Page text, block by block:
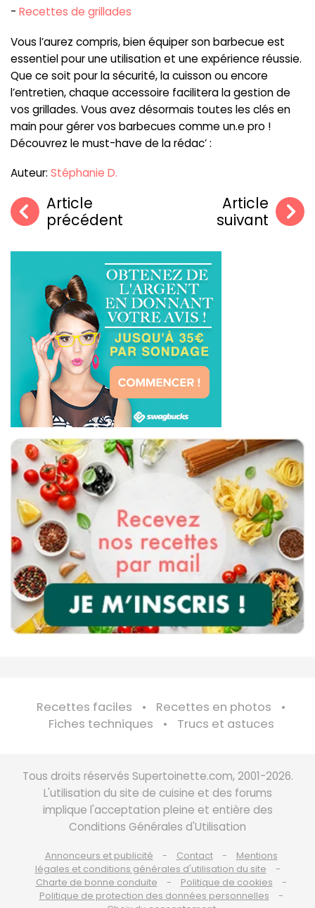
- Recettes de grillades
Vous l’aurez compris, bien équiper son barbecue est
essentiel pour une utilisation et une expérience réussie.
Que ce soit pour la sécurité, la cuisson ou encore
l’entretien, chaque accessoire facilitera la gestion de
vos grillades. Vous avez désormais toutes les clés en
main pour gérer vos barbecues comme un.e pro !
Découvrez le must-have de la rédac’ :
Auteur: Stéphanie D.
Article
précédent
Article
suivant
Recettes faciles
Recettes en photos
Fiches techniques
Trucs et astuces
Tous droits réservés Supertoinette.com, 2001-2026.
L'utilisation du site de cuisine et des forums
implique l'acceptation pleine et entière des
Conditions Générales d'Utilisation
Annonceurs et publicité Contact
Mentions
légales et conditions générales d'utilisation du site
Charte de bonne conduite
Politique de cookies
Politique de protection des données personnelles